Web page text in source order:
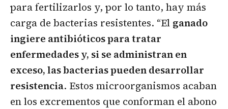
para fertilizarlos y, por lo tanto, hay más
carga de bacterias resistentes. “El ganado
ingiere antibióticos para tratar
enfermedades y, si se administran en
exceso, las bacterias pueden desarrollar
resistencia. Estos microorganismos acaban
en los excrementos que conforman el abono